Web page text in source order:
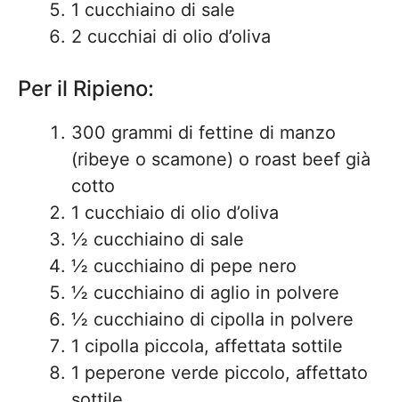
1 cucchiaino di sale
2 cucchiai di olio d’oliva
Per il Ripieno:
300 grammi di fettine di manzo
(ribeye o scamone) o roast beef già
cotto
1 cucchiaio di olio d’oliva
½ cucchiaino di sale
½ cucchiaino di pepe nero
½ cucchiaino di aglio in polvere
½ cucchiaino di cipolla in polvere
1 cipolla piccola, affettata sottile
1 peperone verde piccolo, affettato